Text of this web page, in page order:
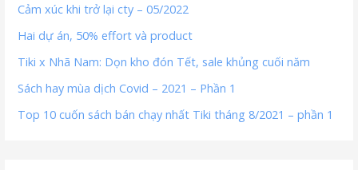
Cảm xúc khi trở lại cty – 05/2022
Hai dự án, 50% effort và product
Tiki x Nhã Nam: Dọn kho đón Tết, sale khủng cuối năm
Sách hay mùa dịch Covid – 2021 – Phần 1
Top 10 cuốn sách bán chạy nhất Tiki tháng 8/2021 – phần 1